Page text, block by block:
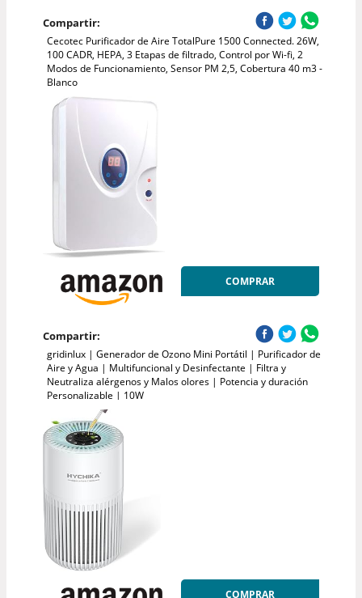
Compartir:
Cecotec Purificador de Aire TotalPure 1500 Connected. 26W,
100 CADR, HEPA, 3 Etapas de filtrado, Control por Wi-fi, 2
Modos de Funcionamiento, Sensor PM 2,5, Cobertura 40 m3 -
Blanco
COMPRAR
Compartir:
gridinlux | Generador de Ozono Mini Portátil | Purificador de
Aire y Agua | Multifuncional y Desinfectante | Filtra y
Neutraliza alérgenos y Malos olores | Potencia y duración
Personalizable | 10W
COMPRAR